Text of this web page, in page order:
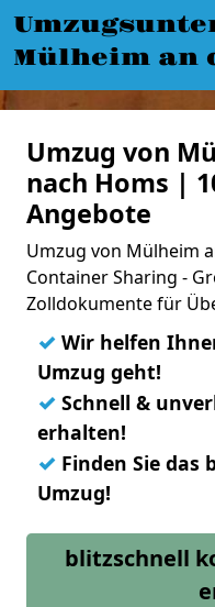
Mülheim an
Umzug von
nach Homs |
Angebote
Umzug von Mülheim
Container Sharing -
Zolldokumente für
✓ Wir helfen
Umzug geht!
✓ Schnell &
erhalten!
✓ Finden Sie das
Umzug!
blitzschnell